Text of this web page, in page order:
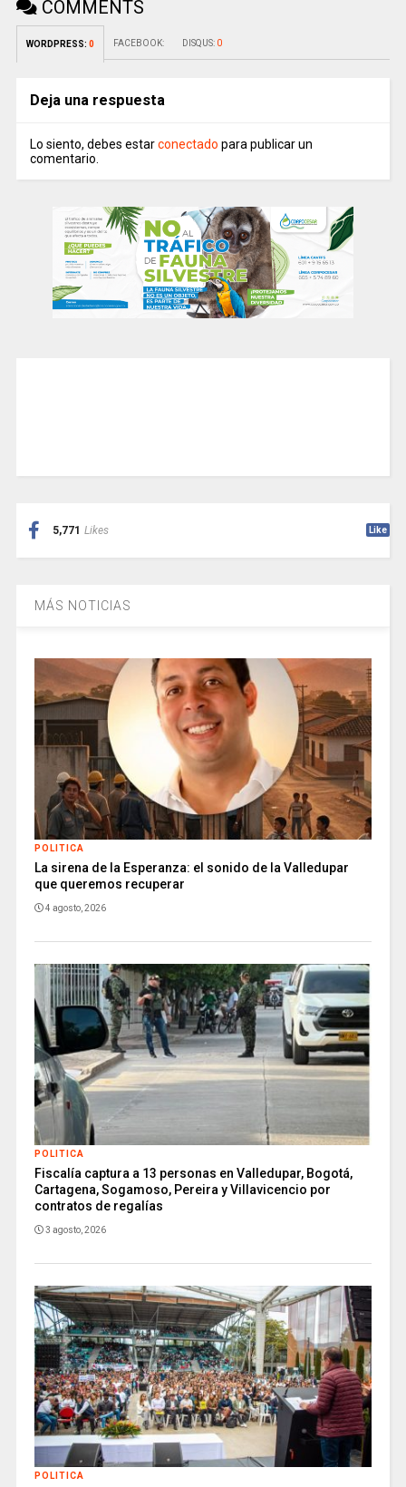
COMMENTS
WORDPRESS: 0 FACEBOOK: DISQUS: 0
Deja una respuesta
Lo siento, debes estarconectado para publicar un
comentario.
5,771 Likes Like
MÁS NOTICIAS
POLITICA
La sirena de la Esperanza: el sonido de la Valledupar
que queremos recuperar
4 agosto, 2026
POLITICA
Fiscalía captura a 13 personas en Valledupar, Bogotá,
Cartagena, Sogamoso, Pereira y Villavicencio por
contratos de regalías
3 agosto, 2026
POLITICA